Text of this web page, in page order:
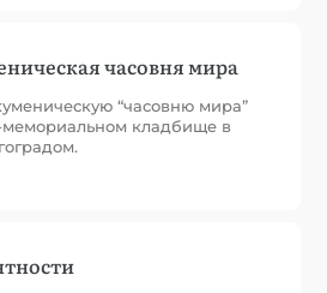
часовня мира
“часовню мира”
кладбище в